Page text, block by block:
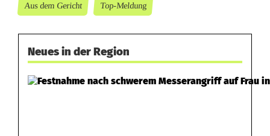
Aus dem Gericht Top-Meldung
Neues in der Region